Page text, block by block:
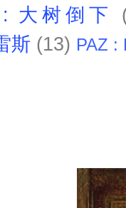
: 大树倒下
斯 (13) PAZ :